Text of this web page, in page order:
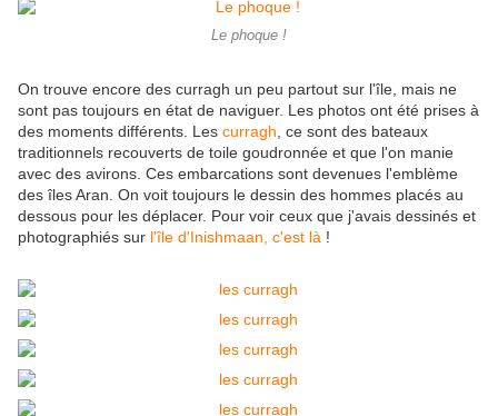
Le phoque !
On trouve encore des curragh un peu partout sur l'île, mais ne
sont pas toujours en état de naviguer. Les photos ont été prises à
des moments différents. Les curragh , ce sont des bateaux
traditionnels recouverts de toile goudronnée et que l'on manie
avec des avirons. Ces embarcations sont devenues l'emblème
des îles Aran. On voit toujours le dessin des hommes placés au
dessous pour les déplacer. Pour voir ceux que j'avais dessinés et
photographiés sur l'île d'Inishmaan, c'est là !